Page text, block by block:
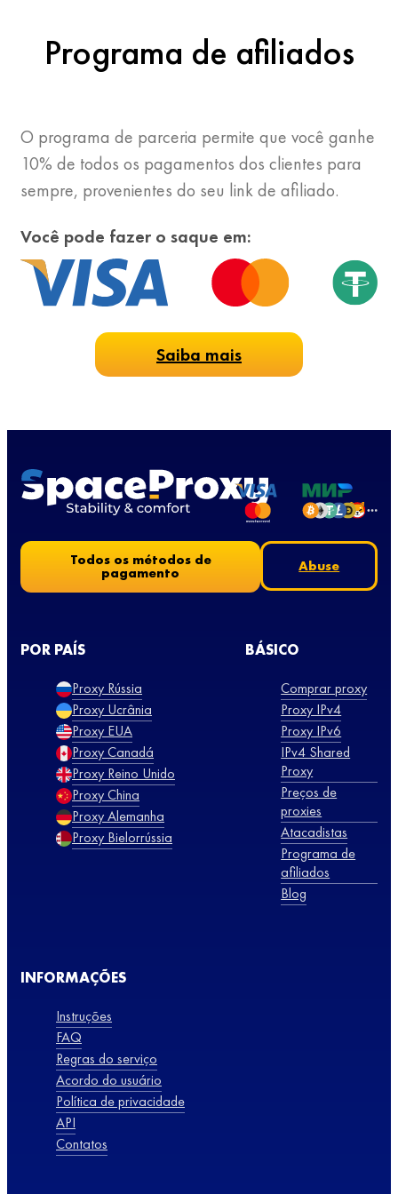
Programa de afiliados
O programa de parceria permite que você ganhe
10% de todos os pagamentos dos clientes para
sempre, provenientes do seu link de afiliado.
Você pode fazer o saque em:
Saiba mais
Todos os métodos de
pagamento Abuse
POR PAÍS
Proxy Rússia
Proxy Ucrânia
Proxy EUA
Proxy Canadá
Proxy Reino Unido
Proxy China
Proxy Alemanha
Proxy Bielorrússia
BÁSICO
Comprar proxy
Proxy IPv4
Proxy IPv6
IPv4 Shared
Proxy
Preços de
proxies
Atacadistas
Programa de
afiliados
Blog
INFORMAÇÕES
Instruções
FAQ
Regras do serviço
Acordo do usuário
Política de privacidade
API
Contatos